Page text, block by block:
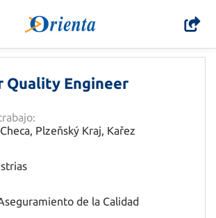
Quality Engineer
, Plzeňský Kraj, Kařez
de la Calidad